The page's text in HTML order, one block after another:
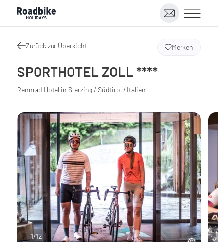
Zurück zur Übersicht
SPORTHOTEL ZOLL ****
Rennrad Hotel in Sterzing / Südtirol / Italien
Merken
1/12